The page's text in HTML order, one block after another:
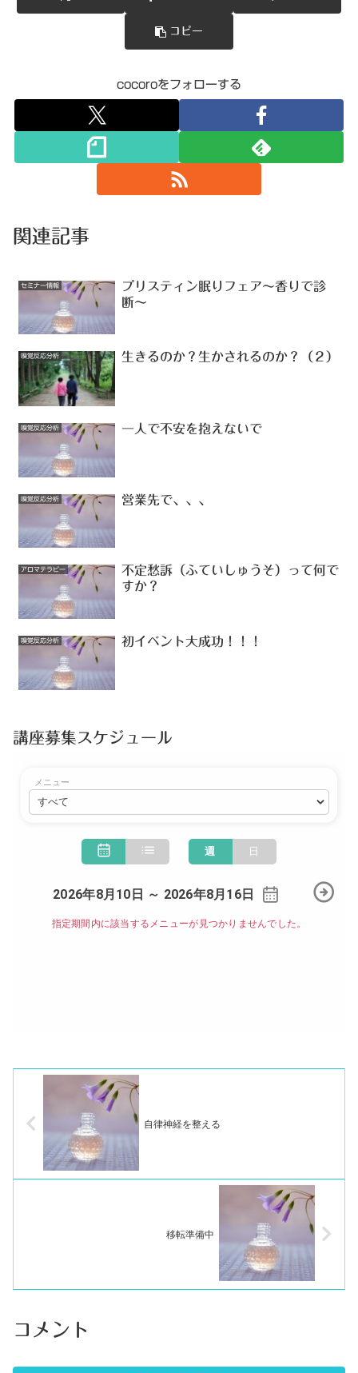
コピー
cocoroをフォローする
関連記事
セミナー情報
プリスティン眠りフェア〜香りで診
断〜
嗅覚反応分析 生きるのか？生かされるのか？（２）
嗅覚反応分析 一人で不安を抱えないで
嗅覚反応分析 営業先で、、、
アロマテラピー
不定愁訴（ふていしゅうそ）って何で
すか？
嗅覚反応分析 初イベント大成功！！！
講座募集スケジュール
自律神経を整える
移転準備中
コメント